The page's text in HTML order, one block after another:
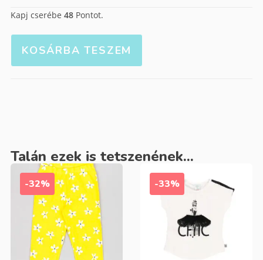
Kapj cserébe 48Pontot.
KOSÁRBA TESZEM
Talán ezek is tetszenének...
-32% -33%